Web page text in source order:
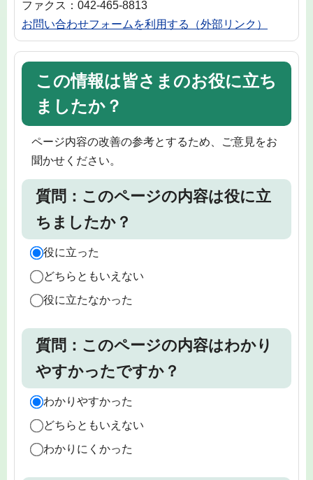
ファクス：042-465-8813
お問い合わせフォームを利用する（外部リンク）
この情報は皆さまのお役に立ち
ましたか？
ページ内容の改善の参考とするため、ご意見をお
聞かせください。
質問：このページの内容は役に立
ちましたか？
役に立った
どちらともいえない
役に立たなかった
質問：このページの内容はわかり
やすかったですか？
わかりやすかった
どちらともいえない
わかりにくかった